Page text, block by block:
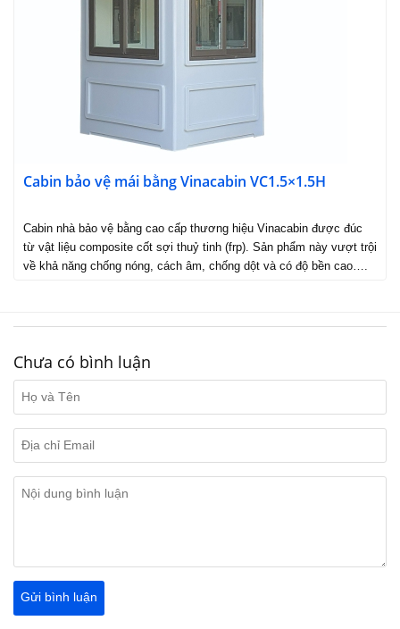
Cabin bảo vệ mái bằng Vinacabin VC1.5×1.5H
Cabin nhà bảo vệ bằng cao cấp thương hiệu Vinacabin được đúc
từ vật liệu composite cốt sợi thuỷ tinh (frp). Sản phẩm này vượt trội
về khả năng chống nóng, cách âm, chống dột và có độ bền cao….
Chưa có bình luận